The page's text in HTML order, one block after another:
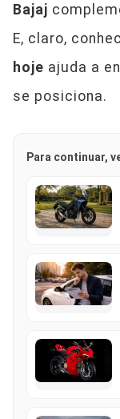
Bajaj
E, claro,
hoje ajuda a
se posiciona.
Para continuar,